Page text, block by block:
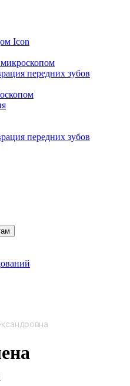
Icon
микроскопом
передних зубов
передних зубов